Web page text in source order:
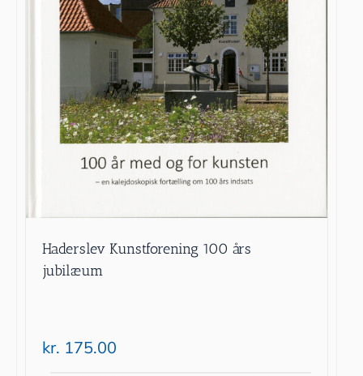
Haderslev Kunstforening 100 års
jubilæum
kr. 175.00